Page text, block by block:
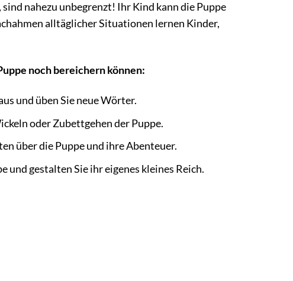
nahezu unbegrenzt! Ihr Kind kann die Puppe
alltäglicher Situationen lernen Kinder,
noch bereichern können:
und üben Sie neue Wörter.
oder Zubettgehen der Puppe.
über die Puppe und ihre Abenteuer.
und gestalten Sie ihr eigenes kleines Reich.